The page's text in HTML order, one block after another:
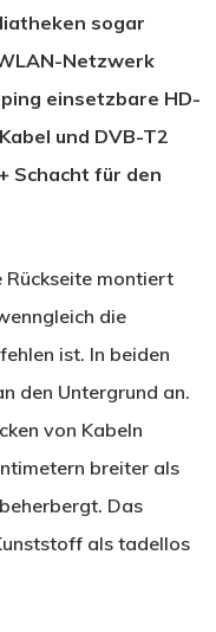
sogar
Netzwerk
einsetzbare HD-
und DVB-T2
Schacht für den
montiert
die
ist. In beiden
den Untergrund an.
von Kabeln
breiter als
Das
als tadellos